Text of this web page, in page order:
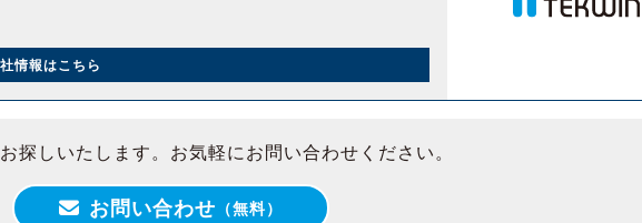
情報はこちら
探しいたします。お気軽にお問い合わせください。
お問い合わせ （無料）